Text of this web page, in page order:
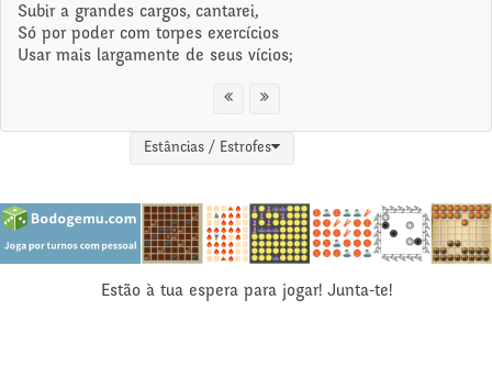
Subir a grandes cargos, cantarei,
Só por poder com torpes exercícios
Usar mais largamente de seus vícios;
Estâncias / Estrofes
Estão à tua espera para jogar! Junta-te!